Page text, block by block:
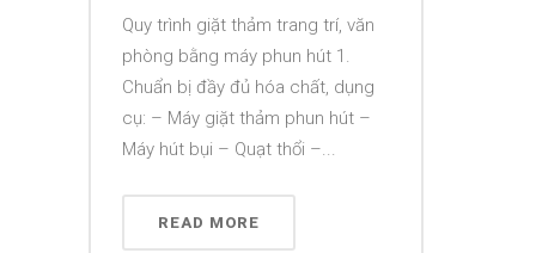
Quy trình giặt thảm trang trí, văn
phòng bằng máy phun hút 1.
Chuẩn bị đầy đủ hóa chất, dụng
cụ: – Máy giặt thảm phun hút –
Máy hút bụi – Quạt thổi –...
READ MORE